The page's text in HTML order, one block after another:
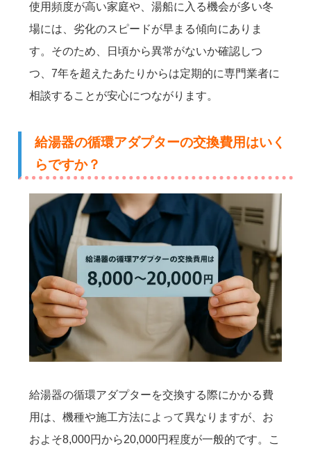
使用頻度が高い家庭や、湯船に入る機会が多い冬
場には、劣化のスピードが早まる傾向にありま
す。そのため、日頃から異常がないか確認しつ
つ、7年を超えたあたりからは定期的に専門業者に
相談することが安心につながります。
給湯器の循環アダプターの交換費用はいく
らですか？
給湯器の循環アダプターを交換する際にかかる費
用は、機種や施工方法によって異なりますが、お
およそ8,000円から20,000円程度が一般的です。こ